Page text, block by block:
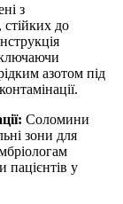
з
стійких до
азотом під
Соломини
зони для
пацієнтів у